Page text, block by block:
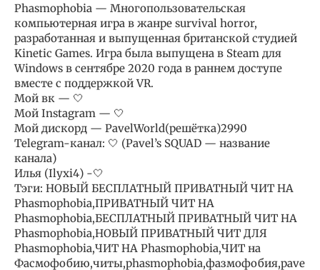
Phasmophobia — Многопользовательская
компьютерная игра в жанре survival horror,
разработанная и выпущенная британской студией
Kinetic Games. Игра была выпущена в Steam для
Windows в сентябре 2020 года в раннем доступе
вместе с поддержкой VR.
Мой вк — 🤍
Мой Instagram — 🤍
Мой дискорд — PavelWorld(решётка)2990
Telegram-канал: 🤍 (Pavel’s SQUAD — название
канала)
Илья (Ilyxi4) -🤍
Тэги: НОВЫЙ БЕСПЛАТНЫЙ ПРИВАТНЫЙ ЧИТ НА
Phasmophobia,ПРИВАТНЫЙ ЧИТ НА
Phasmophobia,БЕСПЛАТНЫЙ ПРИВАТНЫЙ ЧИТ НА
Phasmophobia,НОВЫЙ ПРИВАТНЫЙ ЧИТ ДЛЯ
Phasmophobia,ЧИТ НА Phasmophobia,ЧИТ на
Фасмофобию,читы,phasmophobia,фазмофобия,pave